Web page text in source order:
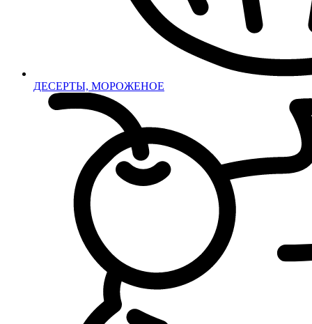
ДЕСЕРТЫ, МОРОЖЕНОЕ